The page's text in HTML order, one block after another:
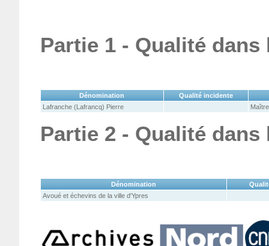
Partie 1 - Qualité
Dénomination
Qualité incidente
Lafranche (Lafrancq) Pierre
Partie 2 - Qualité
Dénomination
Avoué et échevins de la ville d'Ypres